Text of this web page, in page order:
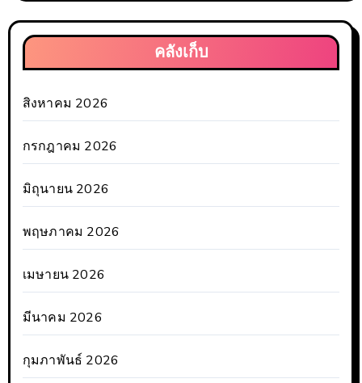
คลังเก็บ
สิงหาคม 2026
กรกฎาคม 2026
มิถุนายน 2026
พฤษภาคม 2026
เมษายน 2026
มีนาคม 2026
กุมภาพันธ์ 2026